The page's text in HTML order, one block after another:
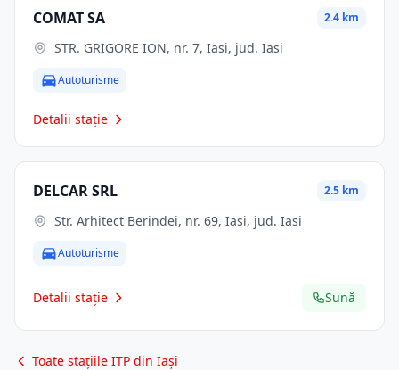
COMAT SA 2.4 km
STR. GRIGORE ION, nr. 7, Iasi, jud. Iasi
Autoturisme
Detalii stație
DELCAR SRL 2.5 km
Str. Arhitect Berindei, nr. 69, Iasi, jud. Iasi
Autoturisme
Detalii stație Sună
Toate stațiile ITP din Iași